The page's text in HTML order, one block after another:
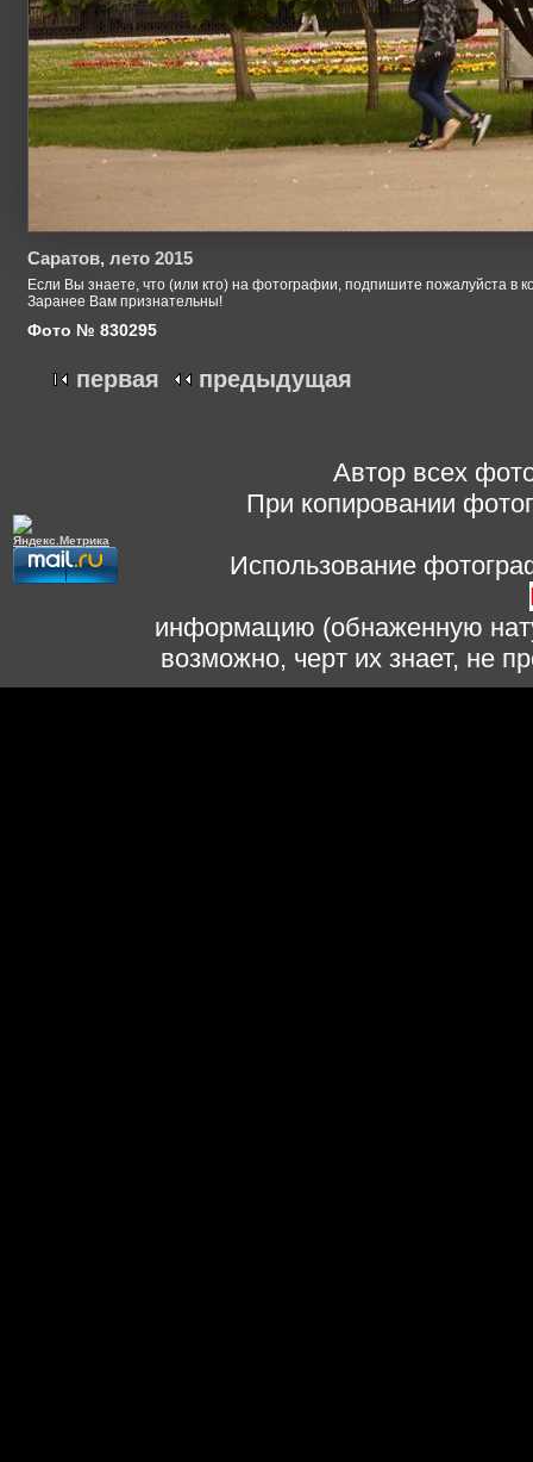
Саратов, лето 2015
Если Вы знаете, что (или кто) на фотографии, подпишите пожалуйста в
Заранее Вам признательны!
Фото № 830295
первая предыдущая
Автор всех
При копировании
Использование
информацию (обнаженную
возможно, черт их знает, не